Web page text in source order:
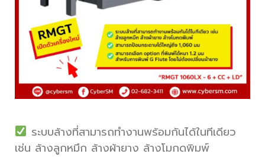
ระบบล้างที่สามารถทำงานพร้อมกันได้ในทีเดียว
เช่น ล้างลูกหมึก ล้างผ้ายาง ล้างโมกดพิมพ์